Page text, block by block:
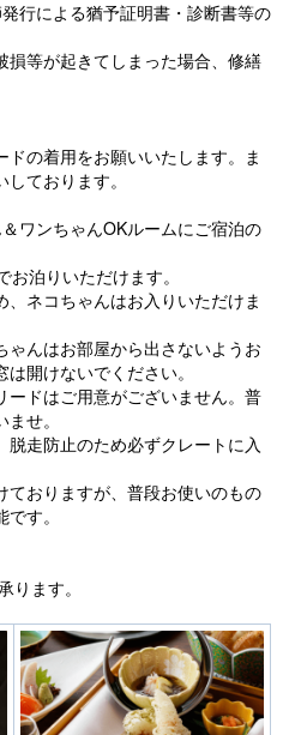
行による猶予証明書・診断書等の
損等が起きてしまった場合、修繕
ドの着用をお願いいたします。ま
ております。
ワンちゃんOKルームにご宿泊の
泊りいただけます。
、ネコちゃんはお入りいただけま
ゃんはお部屋から出さないようお
開けないでください。
ードはご用意がございません。普
せ。
脱走防止のため必ずクレートに入
ておりますが、普段お使いのもの
す。
ります。